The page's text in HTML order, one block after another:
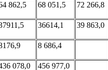
862,5 68 051,5 72 266,8
36614,1 39 863,0
8 686,4
078,0 456 977,0